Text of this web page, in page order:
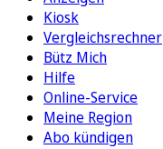
Kiosk
Vergleichsrechner
Bütz Mich
Hilfe
Online-Service
Meine Region
Abo kündigen